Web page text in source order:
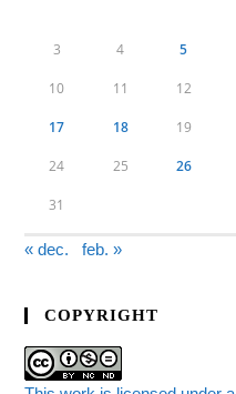
3 4 5
10 11 12
17 18 19
24 25 26
31
« dec. feb. »
COPYRIGHT